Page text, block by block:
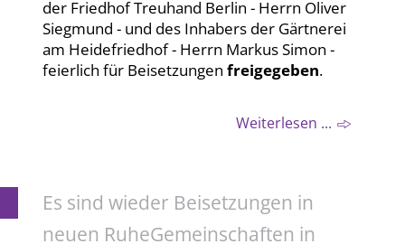
der Friedhof Treuhand Berlin - Herrn Oliver
Siegmund - und des Inhabers der Gärtnerei
am Heidefriedhof - Herrn Markus Simon -
feierlich für Beisetzungen freigegeben.
Weiterlesen ...
Es sind wieder Beisetzungen in
neuen RuheGemeinschaften in